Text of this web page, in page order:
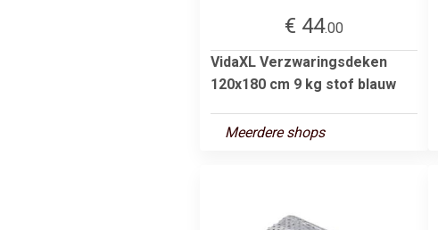
€ 44.00
VidaXL Verzwaringsdeken
120x180 cm 9 kg stof blauw
Meerdere shops